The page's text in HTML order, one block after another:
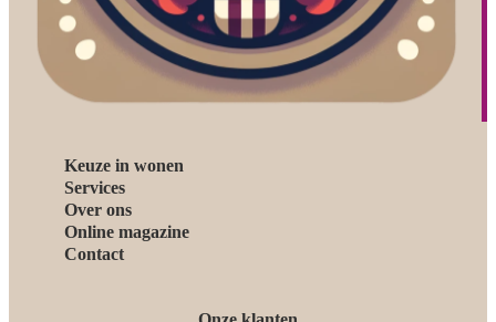
Keuze in wonen
Services
Over ons
Online magazine
Contact